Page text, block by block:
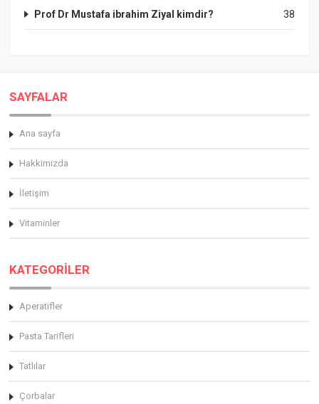
38
Prof Dr Mustafa ibrahim Ziyal kimdir?
SAYFALAR
Ana sayfa
Hakkimizda
İletişim
Vitaminler
KATEGORİLER
Aperatifler
Pasta Tarifleri
Tatlılar
Çorbalar